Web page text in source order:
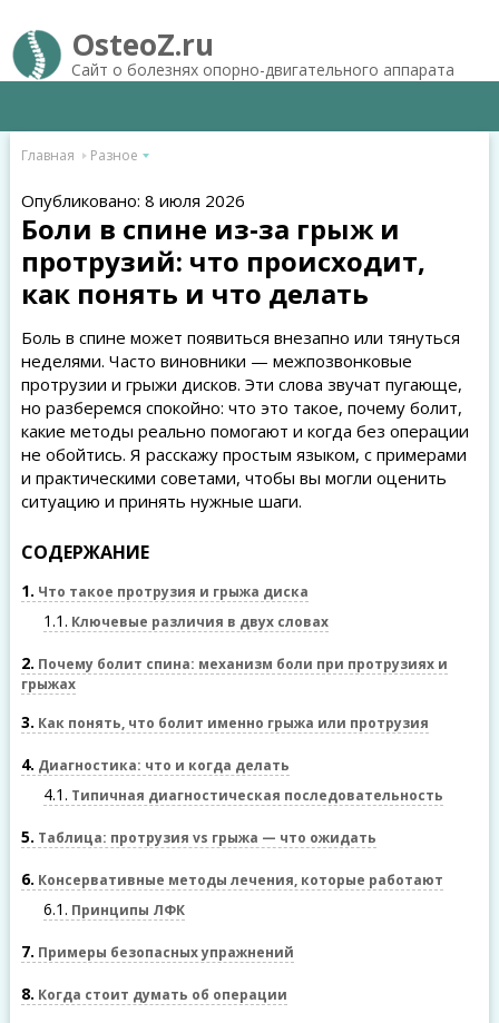
OsteoZ.ru
Сайт о болезнях опорно-двигательного аппарата
Главная Разное
Опубликовано: 8 июля 2026
Боли в спине из‑за грыж и
протрузий: что происходит,
как понять и что делать
Боль в спине может появиться внезапно или тянуться
неделями. Часто виновники — межпозвонковые
протрузии и грыжи дисков. Эти слова звучат пугающе,
но разберемся спокойно: что это такое, почему болит,
какие методы реально помогают и когда без операции
не обойтись. Я расскажу простым языком, с примерами
и практическими советами, чтобы вы могли оценить
ситуацию и принять нужные шаги.
СОДЕРЖАНИЕ
1 Что такое протрузия и грыжа диска
1.1 Ключевые различия в двух словах
2 Почему болит спина: механизм боли при протрузиях и
грыжах
3 Как понять, что болит именно грыжа или протрузия
4 Диагностика: что и когда делать
4.1 Типичная диагностическая последовательность
5 Таблица: протрузия vs грыжа — что ожидать
6 Консервативные методы лечения, которые работают
6.1 Принципы ЛФК
7 Примеры безопасных упражнений
8 Когда стоит думать об операции